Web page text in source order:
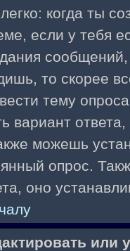
когда ты
если у тебя
то скорее
тему
вариант
можешь
опрос.
оно
или